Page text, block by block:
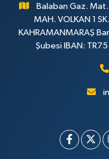
Balaban Gaz. Mat.
MAH. VOLKAN 1
KAHRAMANMARAŞ
Şubesi IBAN: